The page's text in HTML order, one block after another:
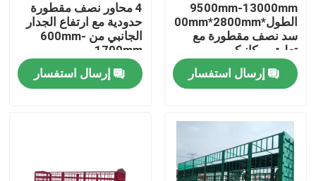
منتجات
9500mm-13000mm
الطول*2500mm*2800mm
سد نصف مقطورة مع
تعليق ميكانيكي
إرسال استفسار
4 محاور نصف مقطورة
حدودية مع ارتفاع الجدار
الجانبي من 600mm-
1700mm
إرسال استفسار